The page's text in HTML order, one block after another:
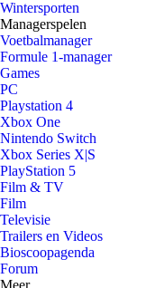
Wintersporten
Managerspelen
Voetbalmanager
Formule 1-manager
Games
PC
Playstation 4
Xbox One
Nintendo Switch
Xbox Series X|S
PlayStation 5
Film & TV
Film
Televisie
Trailers en Videos
Bioscoopagenda
Forum
Meer